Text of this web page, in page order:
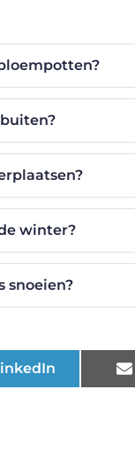
winter?
snoeien?